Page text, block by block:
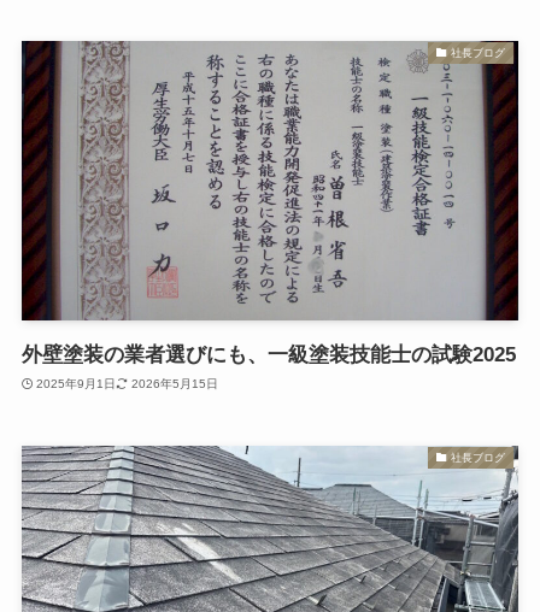
社長ブログ
外壁塗装の業者選びにも、一級塗装技能士の試験2025
2025年9月1日 2026年5月15日
社長ブログ